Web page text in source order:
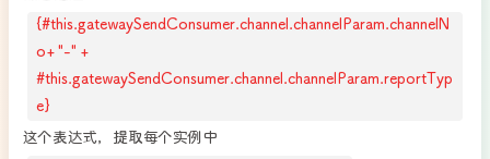
{#this.gatewaySendConsumer.channel.channelParam.channelN
o+ "-" +
#this.gatewaySendConsumer.channel.channelParam.reportTyp
e}
这个表达式，提取每个实例中